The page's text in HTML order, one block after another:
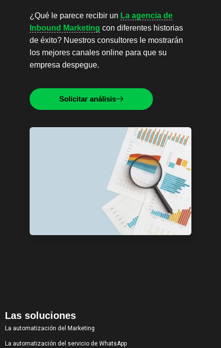
¿Qué le parece recibir un La agencia de
Inbound Marketing con diferentes historias
de éxito? Nuestros consultores le mostrarán
los mejores canales online para que su
empresa despegue.
Solicitar análisis
Las soluciones
La automatización del Marketing
La automatización del servicio de WhatsApp